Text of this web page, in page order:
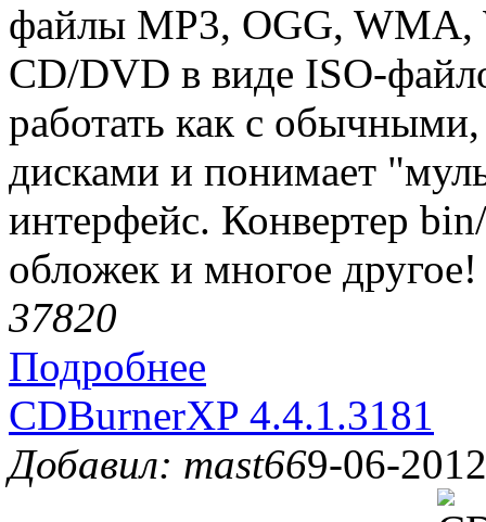
файлы MP3, OGG, WMA,
CD/DVD в виде ISO-
работать как с
дисками и понимает
интерфейс. Конвертер
обложек и многое другое!
37820
Подробнее
CDBurnerXP 4.4.1.3181
Добавил: mast669-06-